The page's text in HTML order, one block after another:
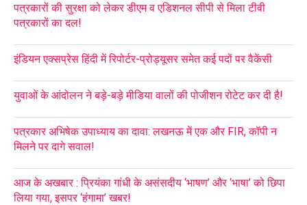
पत्रकारों की सुरक्षा को लेकर डीएम व एडिशनल सीपी से मिला टीवी
पत्रकारों का दल!
इंडियन एक्सप्रेस हिंदी में रिपोर्टर-प्रोड्यूसर समेत कई पदों पर वैकेंसी
युवाओं के आंदोलन ने बड़े-बड़े मीडिया वालों की पोजीशन रोटेट कर दी है!
पत्रकार अभिषेक उपाध्याय का दावा: लखनऊ में एक और FIR, कॉपी न
मिलने पर दागे सवाल!
आज के अखबार : प्रियंका गांधी के असंसदीय ‘भाषण’ और ‘भाषा’ को छिपा
लिया गया, इसपर ‘हंगामा’ खबर!